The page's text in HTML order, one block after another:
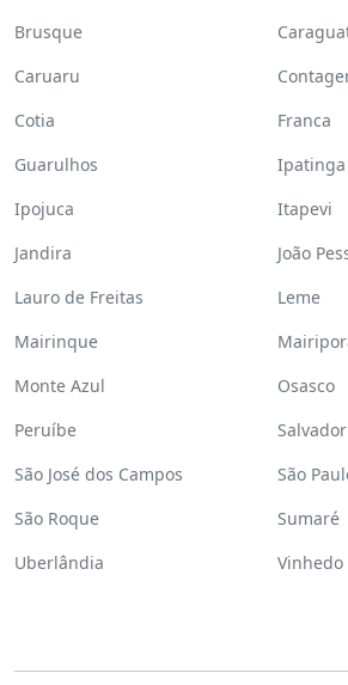
Brusque
Caruaru
Cotia
Franca
Guarulhos
Ipatinga
Ipojuca
Itapevi
Jandira
João
Lauro de Freitas
Leme
Mairinque
Monte Azul
Osasco
Peruíbe
Salvador
São José dos Campos
São
São Roque
Sumaré
Uberlândia
Vinhedo